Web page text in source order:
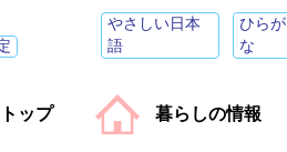
やさしい日本
語
ひらが
な
トップ 暮らしの情報